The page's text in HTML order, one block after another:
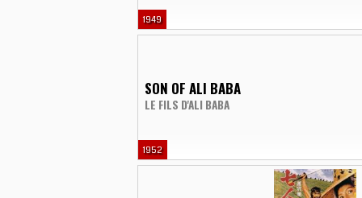
1949
SON OF ALI BABA
LE FILS D'ALI BABA
1952